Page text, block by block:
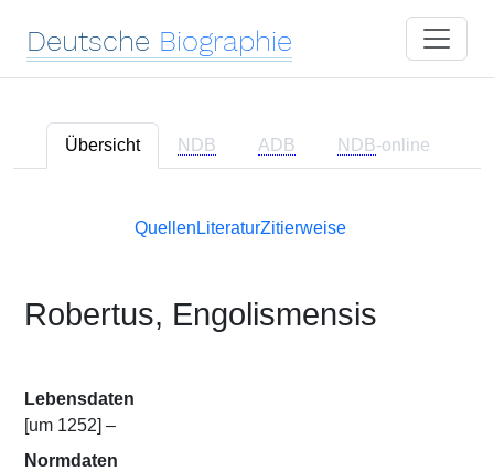
Deutsche Biographie
Übersicht NDB ADB NDB-online
Quellen LiteraturZitierweise
Robertus, Engolismensis
Lebensdaten
[um 1252] –
Normdaten